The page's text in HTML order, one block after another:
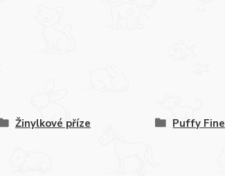
Žinylkové příze Puffy Fine